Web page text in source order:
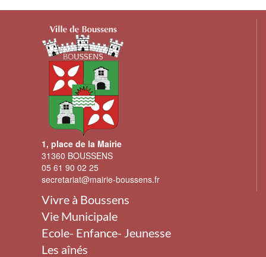
1, place de la Mairie
31360 BOUSSENS
05 61 90 02 25
secretariat@mairie-boussens.fr
Vivre à Boussens
Vie Municipale
Ecole- Enfance- Jeunesse
Les aînés